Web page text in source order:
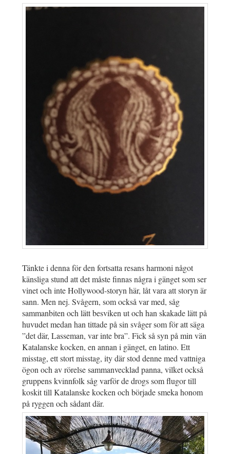
Tänkte i denna för den fortsatta resans harmoni något
känsliga stund att det måste finnas några i gänget som ser
vinet och inte Hollywood-storyn här, låt vara att storyn är
sann. Men nej. Svågern, som också var med, såg
sammanbiten och lätt besviken ut och han skakade lätt på
huvudet medan han tittade på sin svåger som för att säga
”det där, Lasseman, var inte bra”. Fick så syn på min vän
Katalanske kocken, en annan i gänget, en latino. Ett
misstag, ett stort misstag, ity där stod denne med vattniga
ögon och av rörelse sammanvecklad panna, vilket också
gruppens kvinnfolk såg varför de drogs som flugor till
koskit till Katalanske kocken och började smeka honom
på ryggen och sådant där.